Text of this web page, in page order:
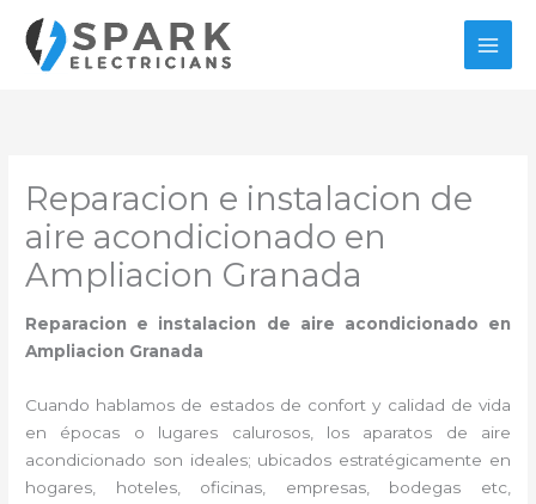
contenido
Reparacion e instalacion de
aire acondicionado en
Ampliacion Granada
Reparacion e instalacion de aire acondicionado en
Ampliacion Granada
Cuando hablamos de estados de confort y calidad de vida
en épocas o lugares calurosos, los aparatos de aire
acondicionado son ideales; ubicados estratégicamente en
hogares, hoteles, oficinas, empresas, bodegas etc,